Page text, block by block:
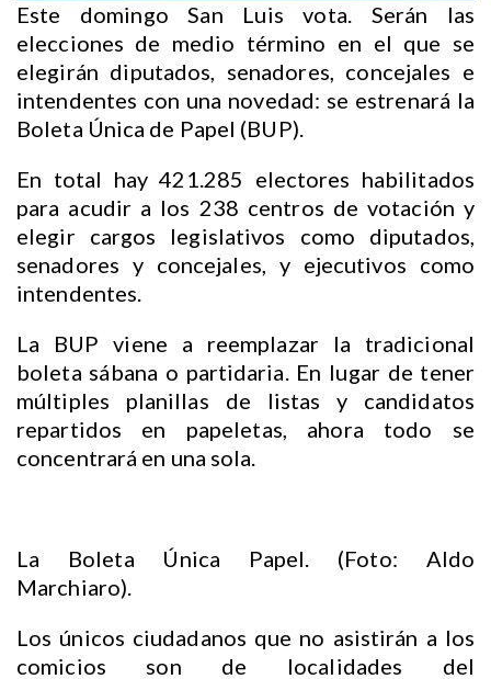
Este domingo San Luis vota. Serán las
elecciones de medio término en el que se
elegirán diputados, senadores, concejales e
intendentes con una novedad: se estrenará la
Boleta Única de Papel (BUP).
En total hay 421.285 electores habilitados
para acudir a los 238 centros de votación y
elegir cargos legislativos como diputados,
senadores y concejales, y ejecutivos como
intendentes.
La BUP viene a reemplazar la tradicional
boleta sábana o partidaria. En lugar de tener
múltiples planillas de listas y candidatos
repartidos en papeletas, ahora todo se
concentrará en una sola.
La Boleta Única Papel. (Foto: Aldo
Marchiaro).
Los únicos ciudadanos que no asistirán a los
comicios son de localidades del